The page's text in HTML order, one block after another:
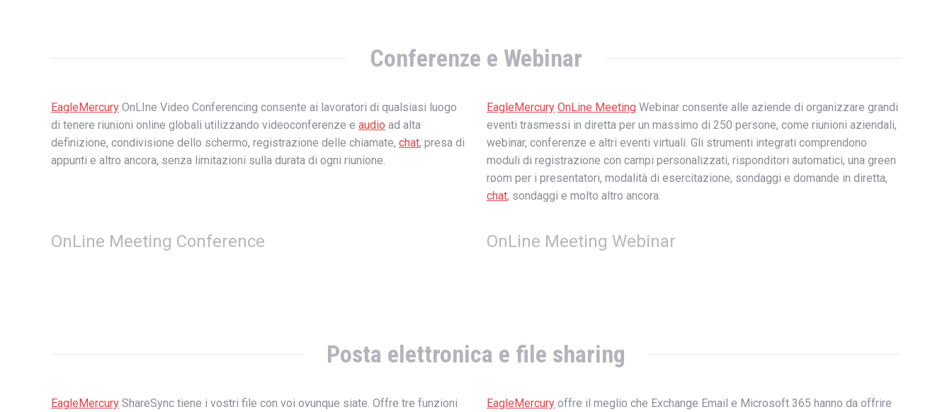
Conferenze e Webinar
EagleMercury OnLIne Video Conferencing consente ai lavoratori di qualsiasi luogo
di tenere riunioni online globali utilizzando videoconferenze e audio ad alta
definizione, condivisione dello schermo, registrazione delle chiamate, chat, presa di
appunti e altro ancora, senza limitazioni sulla durata di ogni riunione.
EagleMercury OnLine Meeting Webinar consente alle aziende di organizzare grandi
eventi trasmessi in diretta per un massimo di 250 persone, come riunioni aziendali,
webinar, conferenze e altri eventi virtuali. Gli strumenti integrati comprendono
moduli di registrazione con campi personalizzati, risponditori automatici, una green
room per i presentatori, modalità di esercitazione, sondaggi e domande in diretta,
chat, sondaggi e molto altro ancora.
OnLine Meeting Conference OnLine Meeting Webinar
Posta elettronica e file sharing
EagleMercury ShareSync tiene i vostri file con voi ovunque siate. Offre tre funzioni
EagleMercury offre il meglio che Exchange Email e Microsoft 365 hanno da offrire